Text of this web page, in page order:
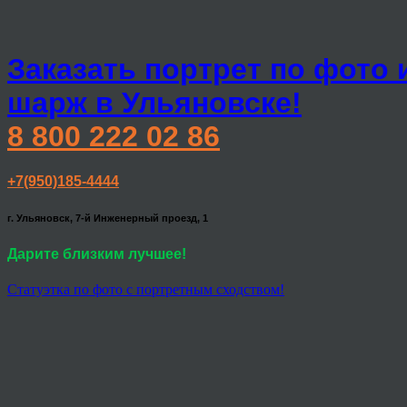
Заказать портрет по фото
шарж в Ульяновске!
8 800 222 02 86
+7(950)185-4444
г. Ульяновск, 7-й Инженерный проезд, 1
Дарите близким лучшее!
Статуэтка по фото с портретным сходством!